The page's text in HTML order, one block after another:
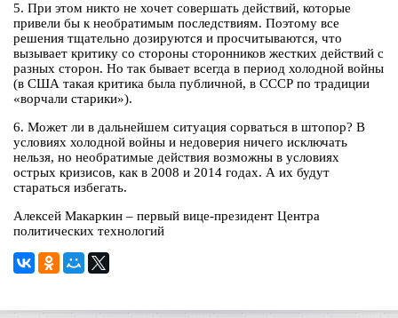
5. При этом никто не хочет совершать действий, которые
привели бы к необратимым последствиям. Поэтому все
решения тщательно дозируются и просчитываются, что
вызывает критику со стороны сторонников жестких действий с
разных сторон. Но так бывает всегда в период холодной войны
(в США такая критика была публичной, в СССР по традиции
«ворчали старики»).
6. Может ли в дальнейшем ситуация сорваться в штопор? В
условиях холодной войны и недоверия ничего исключать
нельзя, но необратимые действия возможны в условиях
острых кризисов, как в 2008 и 2014 годах. А их будут
стараться избегать.
Алексей Макаркин – первый вице-президент Центра
политических технологий